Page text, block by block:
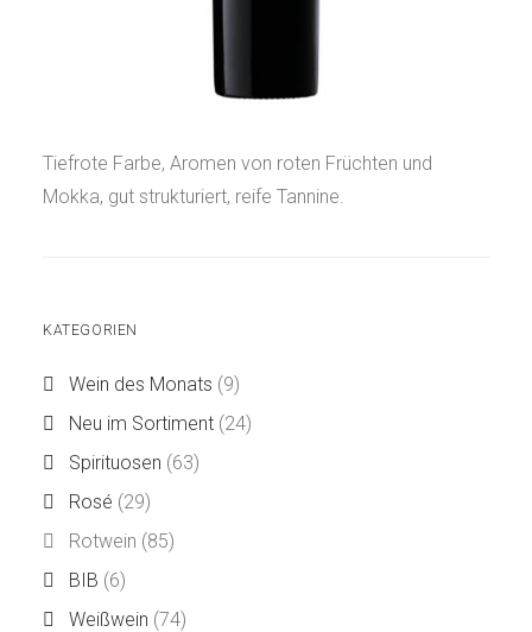
Tiefrote Farbe, Aromen von roten Früchten und
Mokka, gut strukturiert, reife Tannine.
KATEGORIEN
Wein des Monats (9)
Neu im Sortiment (24)
Spirituosen (63)
Rosé (29)
Rotwein (85)
BIB (6)
Weißwein (74)